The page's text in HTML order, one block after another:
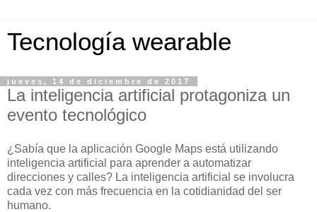
Tecnología wearable
jueves, 14 de diciembre de 2017
La inteligencia artificial protagoniza un
evento tecnológico
¿Sabía que la aplicación Google Maps está utilizando
inteligencia artificial para aprender a automatizar
direcciones y calles? La inteligencia artificial se involucra
cada vez con más frecuencia en la cotidianidad del ser
humano.